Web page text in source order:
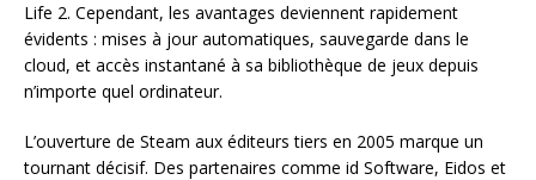
Life 2. Cependant, les avantages deviennent rapidement
évidents : mises à jour automatiques, sauvegarde dans le
cloud, et accès instantané à sa bibliothèque de jeux depuis
n’importe quel ordinateur.
L’ouverture de Steam aux éditeurs tiers en 2005 marque un
tournant décisif. Des partenaires comme id Software, Eidos et